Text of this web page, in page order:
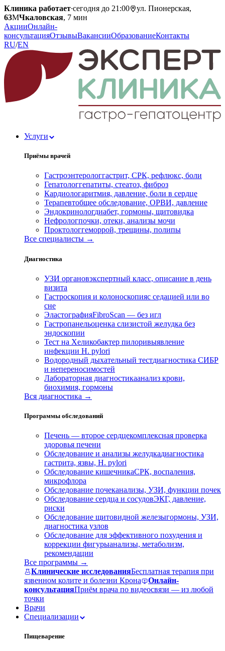
Клиника работает·сегодня до 21:00
ул. Пионерская,
63МЧкаловская, 7 мин
АкцииОнлайн-
консультацияОтзывыВакансииОбразованиеКонтакты
RU/EN
Услуги
Приёмы врачей
Гастроэнтерологгастрит, СРК, рефлюкс, боли
Гепатологгепатиты, стеатоз, фиброз
Кардиологаритмия, давление, боли в сердце
Терапевтобщее обследование, ОРВИ, давление
Эндокринологдиабет, гормоны, щитовидка
Нефрологпочки, отеки, анализы мочи
Проктологгеморрой, трещины, полипы
Все специалисты →
Диагностика
УЗИ органовэкспертный класс, описание в день
визита
Гастроскопия и колоноскопияс седацией или во
сне
ЭластографияFibroScan — без игл
Гастропанельоценка слизистой желудка без
эндоскопии
Тест на Хеликобактер пилоривыявление
инфекции H. pylori
Водородный дыхательный тестдиагностика СИБР
и непереносимостей
Лабораторная диагностикаанализ крови,
биохимия, гормоны
Вся диагностика →
Программы обследований
Печень — второе сердцекомплексная проверка
здоровья печени
Обследование и анализы желудкадиагностика
гастрита, язвы, H. pylori
Обследование кишечникаСРК, воспаления,
микрофлора
Обследование почеканализы, УЗИ, функции почек
Обследование сердца и сосудовЭКГ, давление,
риски
Обследование щитовидной железыгормоны, УЗИ,
диагностика узлов
Обследование для эффективного похудения и
коррекции фигурыанализы, метаболизм,
рекомендации
Все программы →
Клинические исследованияБесплатная терапия при
язвенном колите и болезни Крона
Онлайн-
консультацияПриём врача по видеосвязи — из любой
точки
Врачи
Специализации
Пищеварение